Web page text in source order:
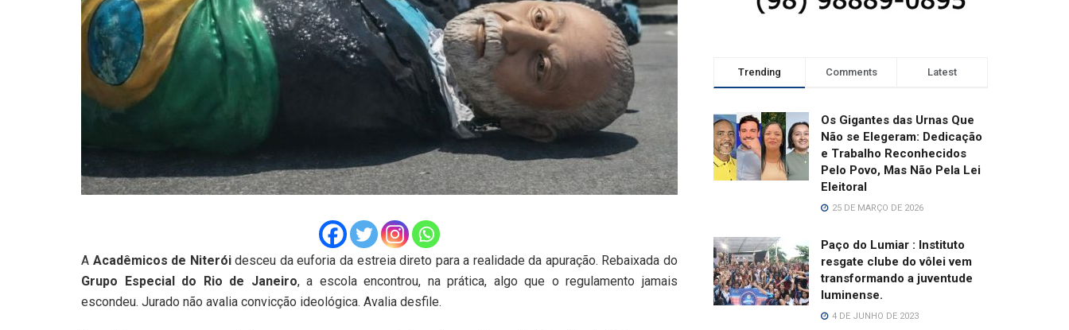
A Acadêmicos de Niteróidesceu da euforia da estreia direto para a realidade da apuração. Rebaixada do
Grupo Especial do Rio de Janeiro, a escola encontrou, na prática, algo que o regulamento jamais
escondeu. Jurado não avalia convicção ideológica. Avalia desfile.
Trending Comments Latest
Os Gigantes das Urnas Que
Não se Elegeram: Dedicação
e Trabalho Reconhecidos
Pelo Povo, Mas Não Pela Lei
Eleitoral
25 DE MARÇO DE 2026
Paço do Lumiar : Instituto
resgate clube do vôlei vem
transformando a juventude
luminense.
4 DE JUNHO DE 2023